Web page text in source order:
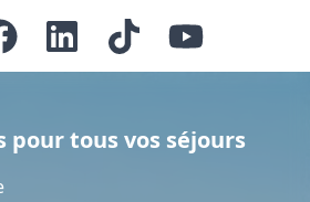
pour tous vos séjours